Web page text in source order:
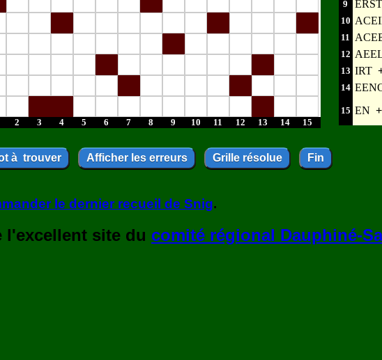
2 3 4 5 6 7 8 9 10 11 12 13 14 15
9 ERST
10
11
12
13 IRT
14
15 EN
le dernier recueil de Snig.
l'excellent site du comité régional Dauphiné-